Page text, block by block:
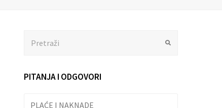
PITANJA I ODGOVORI
PLAĆE I NAKNADE